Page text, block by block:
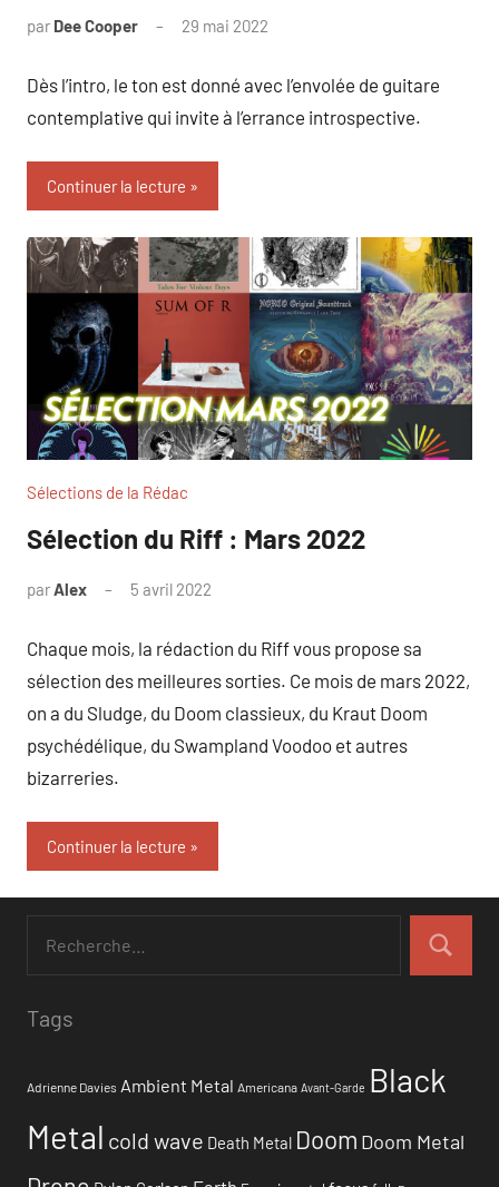
par Dee Cooper 29 mai 2022
Dès l’intro, le ton est donné avec l’envolée de guitare
contemplative qui invite à l’errance introspective.
Continuer la lecture
Sélections de la Rédac
Sélection du Riff : Mars 2022
parAlex 5 avril 2022
Chaque mois, la rédaction du Riff vous propose sa
sélection des meilleures sorties. Ce mois de mars 2022,
on a du Sludge, du Doom classieux, du Kraut Doom
psychédélique, du Swampland Voodoo et autres
bizarreries.
Continuer la lecture
Tags
Adrienne Davies Ambient Metal Americana Avant-Garde Black
Metal cold wave Death Metal Doom Doom Metal